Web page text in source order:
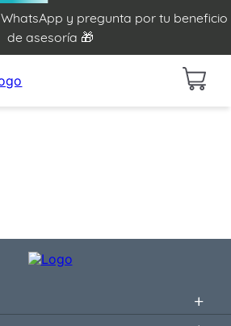
y pregunta por tu beneficio
de asesoría 🎁